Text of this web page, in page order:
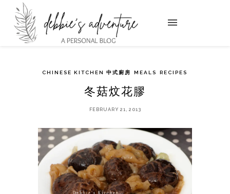
CHINESE KITCHEN 中式廚房 MEALS RECIPES
冬菇炆花膠
FEBRUARY 21, 2013